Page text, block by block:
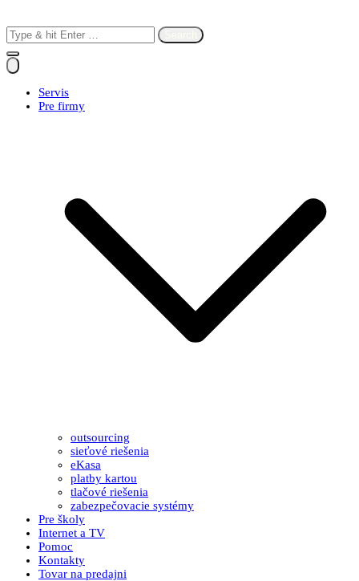
Search
for:
Servis
Pre firmy
outsourcing
sieťové riešenia
eKasa
platby kartou
tlačové riešenia
zabezpečovacie systémy
Pre školy
Internet a TV
Pomoc
Kontakty
Tovar na predajni